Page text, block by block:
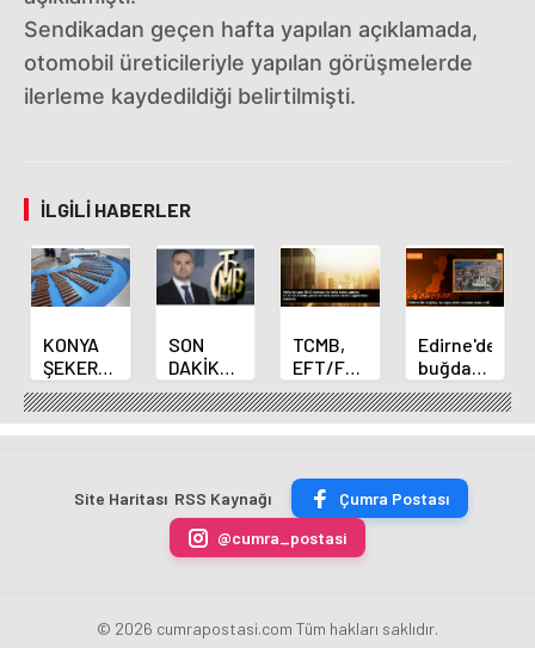
Sendikadan geçen hafta yapılan açıklamada,
otomobil üreticileriyle yapılan görüşmelerde
ilerleme kaydedildiği belirtilmişti.
İLGILI HABERLER
KONYA
ŞEKER
YILLIK 7
BİN 500
TON
ÜRETİLECEK
SON
DAKİKA
HABERİ:
Yeni
Merkez
Fatih
Karahan
oldu
TCMB,
EFT/FAST
işlemleri
için
fazla
uygulamasını
kaldırdı
Edirne'de
buğday
ve arpa
ekim
sezonu
erdi
Site Haritası RSS Kaynağı
Çumra Postası
@cumra_postasi
© 2026 cumrapostasi.com Tüm hakları saklıdır.